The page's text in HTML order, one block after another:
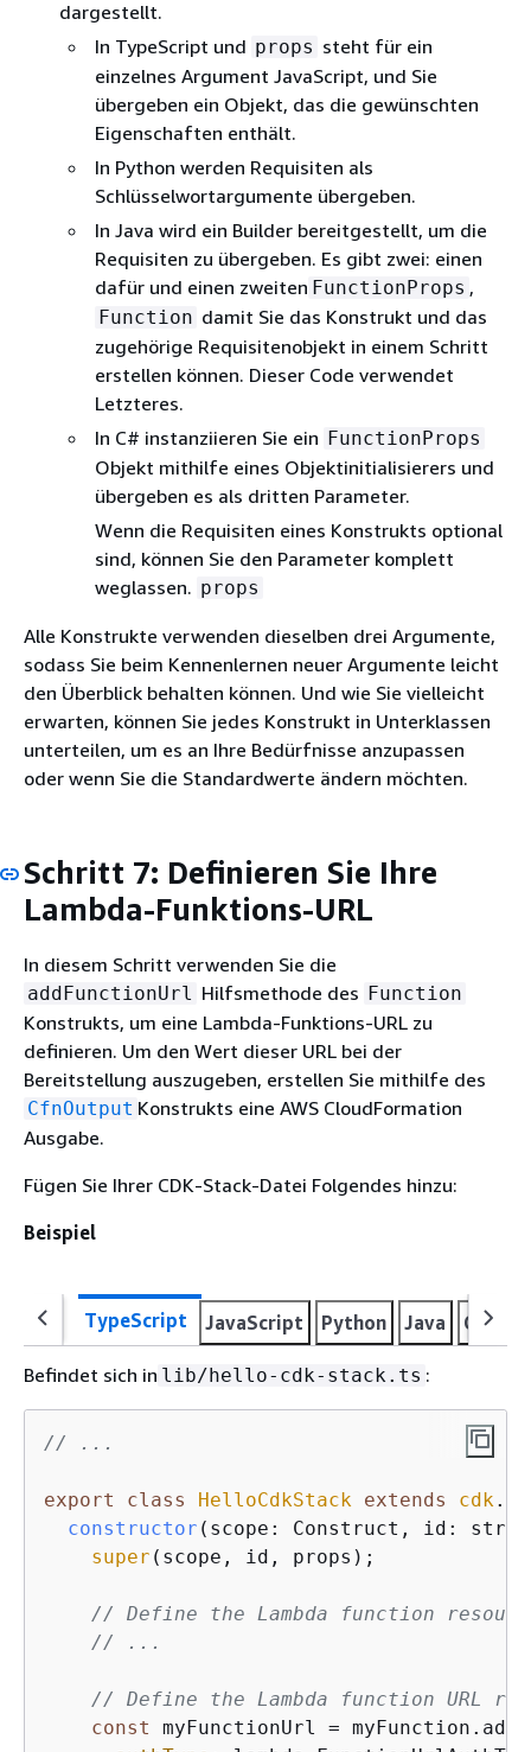
dargestellt.
In TypeScript und props steht für ein
einzelnes Argument JavaScript, und Sie
übergeben ein Objekt, das die gewünschten
Eigenschaften enthält.
In Python werden Requisiten als
Schlüsselwortargumente übergeben.
In Java wird ein Builder bereitgestellt, um die
Requisiten zu übergeben. Es gibt zwei: einen
dafür und einen zweiten FunctionProps ,
Function damit Sie das Konstrukt und das
zugehörige Requisitenobjekt in einem Schritt
erstellen können. Dieser Code verwendet
Letzteres.
In C# instanziieren Sie ein FunctionProps
Objekt mithilfe eines Objektinitialisierers und
übergeben es als dritten Parameter.
Wenn die Requisiten eines Konstrukts optional
sind, können Sie den Parameter komplett
weglassen. props
Alle Konstrukte verwenden dieselben drei Argumente,
sodass Sie beim Kennenlernen neuer Argumente leicht
den Überblick behalten können. Und wie Sie vielleicht
erwarten, können Sie jedes Konstrukt in Unterklassen
unterteilen, um es an Ihre Bedürfnisse anzupassen
oder wenn Sie die Standardwerte ändern möchten.
Schritt 7: Definieren Sie Ihre
Lambda-Funktions-URL
In diesem Schritt verwenden Sie die
addFunctionUrl Hilfsmethode des Function
Konstrukts, um eine Lambda-Funktions-URL zu
definieren. Um den Wert dieser URL bei der
Bereitstellung auszugeben, erstellen Sie mithilfe des
CfnOutput Konstrukts eine AWS CloudFormation
Ausgabe.
Fügen Sie Ihrer CDK-Stack-Datei Folgendes hinzu:
Beispiel
TypeScript JavaScript Python Java C#
Befindet sich in lib/hello-cdk-stack.ts :
// ...
export class HelloCdkStack extends cdk.
constructor ( scope: Construct, id:
super (scope, id, props);
// Define the Lambda function
// ...
// Define the Lambda function URL
const
myFunctionUrl =